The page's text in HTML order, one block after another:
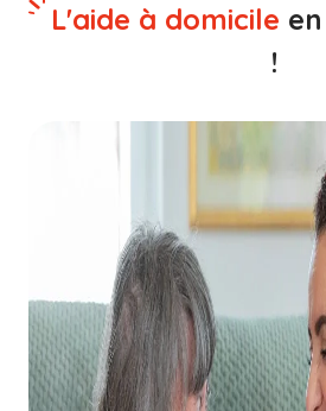
L'aide à domicile
!